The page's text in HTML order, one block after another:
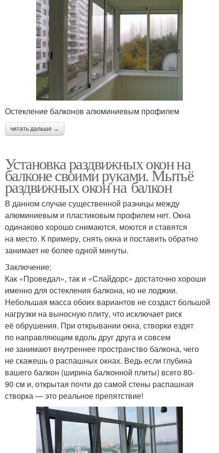
Остекление балконов алюминиевым профилем
читать дальше →
Установка раздвижных окон на
балконе своими руками. Мытьё
раздвижных окон на балкон
В данном случае существенной разницы между
алюминиевым и пластиковым профилем нет. Окна
одинаково хорошо снимаются, моются и ставятся
на место. К примеру, снять окна и поставить обратно
занимает не более одной минуты.
Заключение:
Как «Проведал», так и «Слайдорс» достаточно хороши
именно для остекления балкона, но не лоджии.
Небольшая масса обоих вариантов не создаст большой
нагрузки на выносную плиту, что исключает риск
её обрушения. При открывании окна, створки ездят
по направляющим вдоль друг друга и совсем
не занимают внутреннее пространство балкона, чего
не скажешь о распашных окнах. Ведь если глубина
вашего балкон (ширина балконной плиты) всего 80-
90 см и, открытая почти до самой стены распашная
створка — это реальное препятствие!